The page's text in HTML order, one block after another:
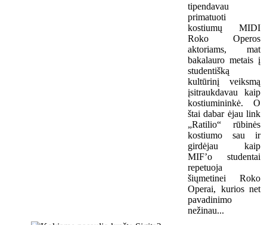
tipendavau
primatuoti
kostiumų MIDI
Roko Operos
aktoriams, mat
bakalauro metais į
studentišką
kultūrinį veiksmą
įsitraukdavau kaip
kostiumininkė. O
štai dabar ėjau link
„Ratilio“ rūbinės
kostiumo sau ir
girdėjau kaip
MIF’o studentai
repetuoja
šiųmetinei Roko
Operai, kurios net
pavadinimo
nežinau...